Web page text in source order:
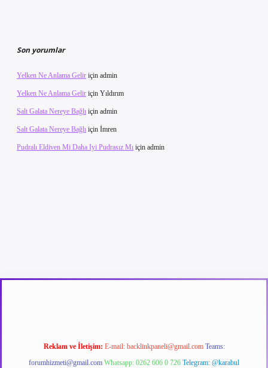
Son yorumlar
Yelken Ne Anlama Gelir için admin
Yelken Ne Anlama Gelir için Yıldırım
Salt Galata Nereye Bağlı için admin
Salt Galata Nereye Bağlı için İmren
Pudralı Eldiven Mi Daha Iyi Pudrasız Mı için admin
girişbetexpergir.net
Reklam ve İletişim: E-mail: backlinkpaneli@gmail.com Teams:
forumhizmeti@gmail.com Whatsapp: 0262 606 0 726 Telegram: @karabul